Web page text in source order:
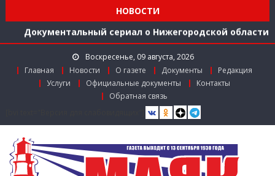
НОВОСТИ
Расширяем международное сотрудничество
Документальный сериал о Нижегородской области
Более 40 организаций-лидеров строительства
Нижегородской области получили награды в канун
Дня строителя
Использование беспилотников для выявления
незаконного сброса мусора с грузовиков начали
тестировать в Нижегородской области
Более 350 тысяч граждан стали пользователями
«Карты жителя Нижегородской области» к
середине 2026 года
Воскресенье, 09 августа, 2026
Главная
Новости О газете Документы
Редакция
Услуги
Официальные документы
Контакты
Обратная связь